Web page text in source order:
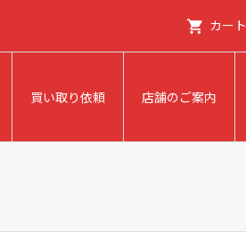
カート
買い取り依頼 店舗のご案内